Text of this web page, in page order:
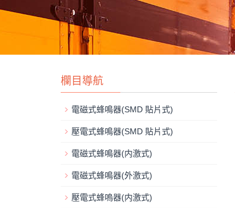
欄目導航
電磁式蜂鳴器(SMD 貼片式)
壓電式蜂鳴器(SMD 貼片式)
電磁式蜂鳴器(内激式)
電磁式蜂鳴器(外激式)
壓電式蜂嗚器(内激式)